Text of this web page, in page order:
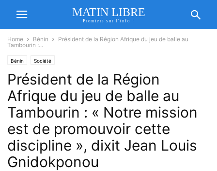
MATIN LIBRE
Premiers sur l'info !
Home Bénin
Président de la Région Afrique du jeu de balle au
Tambourin :...
Bénin Société
Président de la Région
Afrique du jeu de balle au
Tambourin : « Notre mission
est de promouvoir cette
discipline », dixit Jean Louis
Gnidokponou